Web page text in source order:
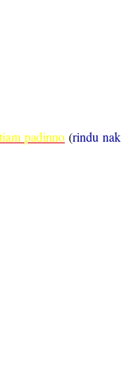
padinno (rindu nak